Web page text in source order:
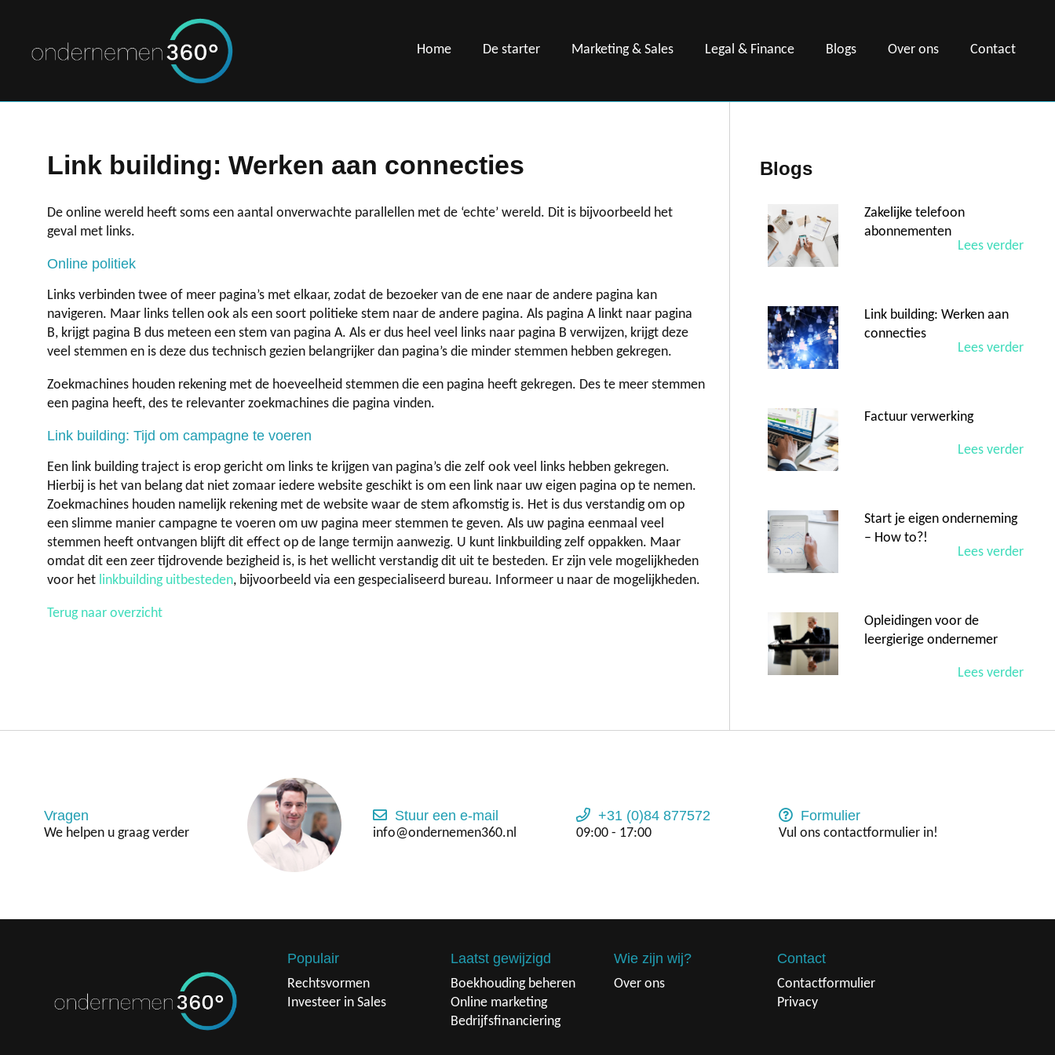
Home De starter Marketing & Sales Legal & Finance Blogs Over ons Contact
Link building: Werken aan connecties
De online wereld heeft soms een aantal onverwachte parallellen met de ‘echte’ wereld. Dit is bijvoorbeeld het
geval met links.
Online politiek
Links verbinden twee of meer pagina’s met elkaar, zodat de bezoeker van de ene naar de andere pagina kan
navigeren. Maar links tellen ook als een soort politieke stem naar de andere pagina. Als pagina A linkt naar pagina
B, krijgt pagina B dus meteen een stem van pagina A. Als er dus heel veel links naar pagina B verwijzen, krijgt deze
veel stemmen en is deze dus technisch gezien belangrijker dan pagina’s die minder stemmen hebben gekregen.
Zoekmachines houden rekening met de hoeveelheid stemmen die een pagina heeft gekregen. Des te meer stemmen
een pagina heeft, des te relevanter zoekmachines die pagina vinden.
Link building: Tijd om campagne te voeren
Een link building traject is erop gericht om links te krijgen van pagina’s die zelf ook veel links hebben gekregen.
Hierbij is het van belang dat niet zomaar iedere website geschikt is om een link naar uw eigen pagina op te nemen.
Zoekmachines houden namelijk rekening met de website waar de stem afkomstig is. Het is dus verstandig om op
een slimme manier campagne te voeren om uw pagina meer stemmen te geven. Als uw pagina eenmaal veel
stemmen heeft ontvangen blijft dit effect op de lange termijn aanwezig. U kunt linkbuilding zelf oppakken. Maar
omdat dit een zeer tijdrovende bezigheid is, is het wellicht verstandig dit uit te besteden. Er zijn vele mogelijkheden
voor het linkbuilding uitbesteden, bijvoorbeeld via een gespecialiseerd bureau. Informeer u naar de mogelijkheden.
Terug naar overzicht
Blogs
Zakelijke telefoon
abonnementen
Lees verder
Link building: Werken aan
connecties
Lees verder
Factuur verwerking
Lees verder
Start je eigen onderneming
– How to?!
Lees verder
Opleidingen voor de
leergierige ondernemer
Lees verder
Vragen
We helpen u graag verder
Stuur een e-mail
info@ondernemen360.nl
+31 (0)84 877572
09:00 - 17:00
Formulier
Vul ons contactformulier in!
Populair
Rechtsvormen
Investeer in Sales
Laatst gewijzigd
Boekhouding beheren
Online marketing
Bedrijfsfinanciering
Wie zijn wij?
Over ons
Contact
Contactformulier
Privacy